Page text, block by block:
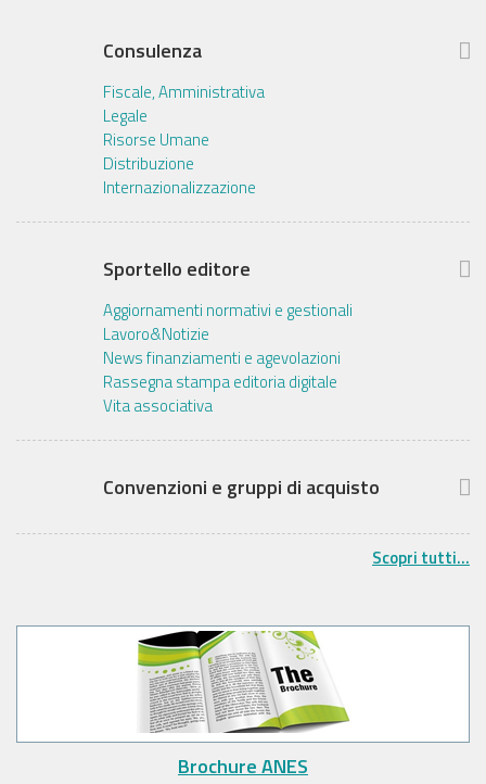
Consulenza
Fiscale, Amministrativa
Legale
Risorse Umane
Distribuzione
Internazionalizzazione
Sportello editore
Aggiornamenti normativi e gestionali
Lavoro&Notizie
News finanziamenti e agevolazioni
Rassegna stampa editoria digitale
Vita associativa
Convenzioni e gruppi di acquisto
Scopri tutti...
Brochure ANES